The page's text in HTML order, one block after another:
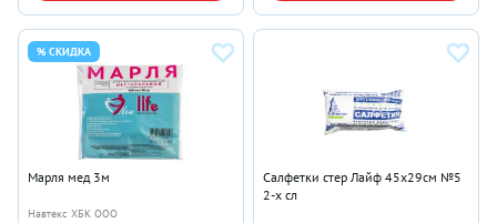
% СКИДКА
Марля мед 3м
Навтекс ХБК ООО
Салфетки стер Лайф 45х29см №5
2-х сл